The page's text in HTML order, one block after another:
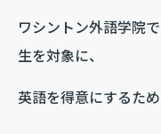
ワシントン外語学院
生を対象に、
英語を得意にするた